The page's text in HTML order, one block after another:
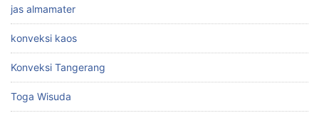
jas almamater
konveksi kaos
Konveksi Tangerang
Toga Wisuda